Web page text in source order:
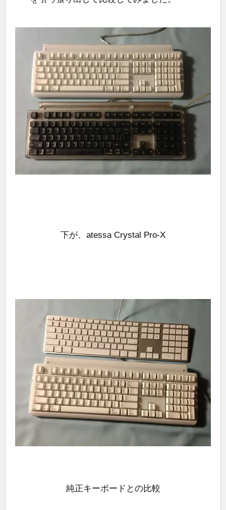
下が、atessa Crystal Pro-X
純正キーボードとの比較